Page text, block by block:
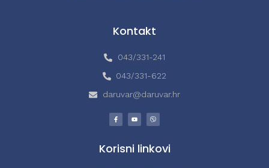
Kontakt
043/331-241
043/331-622
daruvar@daruvar.hr
Korisni linkovi